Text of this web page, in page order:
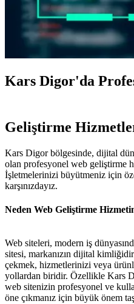
Kars Digor'da
Geliştirme
Kars Digor bölgesinde, dijital
olan profesyonel web geliştirme
İşletmelerinizi büyütmeniz için
karşınızdayız.
Neden Web Geliştirme
Web siteleri, modern iş
sitesi, markanızın dijital
çekmek, hizmetlerinizi veya
yollardan biridir. Özellikle Kars
web sitenizin profesyonel ve
öne çıkmanız için büyük önem